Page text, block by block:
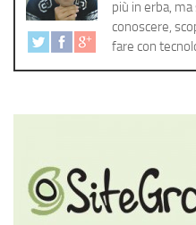
più in erba,
conoscere,
fare con